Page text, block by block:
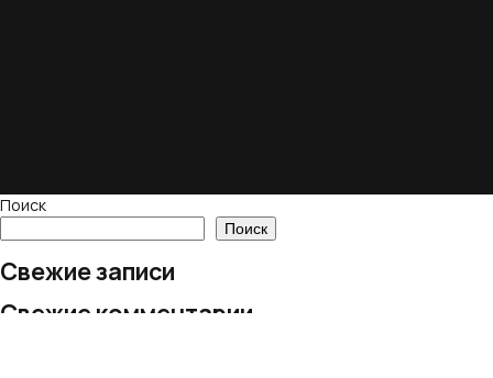
Поиск
Поиск
Свежие записи
Свежие комментарии